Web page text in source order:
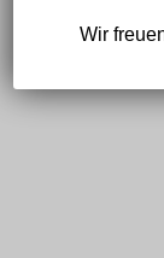
Wir